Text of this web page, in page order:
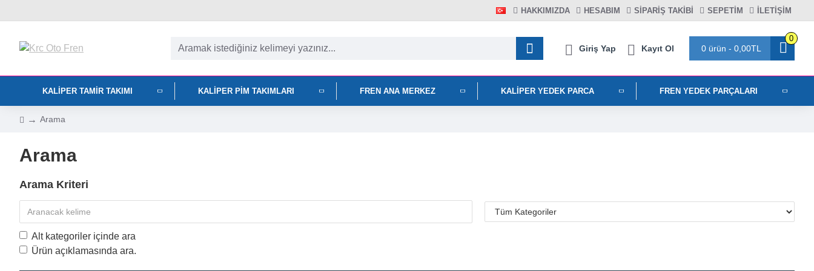
HAKKIMIZDA HESABIM SIPARIŞ TAKIBI SEPETIM İLETİŞİM
Giriş Yap Kayıt Ol 0 ürün - 0,00TL
0
KALIPER TAMIR TAKIMI KALIPER PIM TAKIMLARI FREN ANA MERKEZ KALIPER YEDEK PARCA FREN YEDEK PARÇALARI
Arama
Arama
Arama Kriteri
Alt kategoriler içinde ara
Ürün açıklamasında ara.